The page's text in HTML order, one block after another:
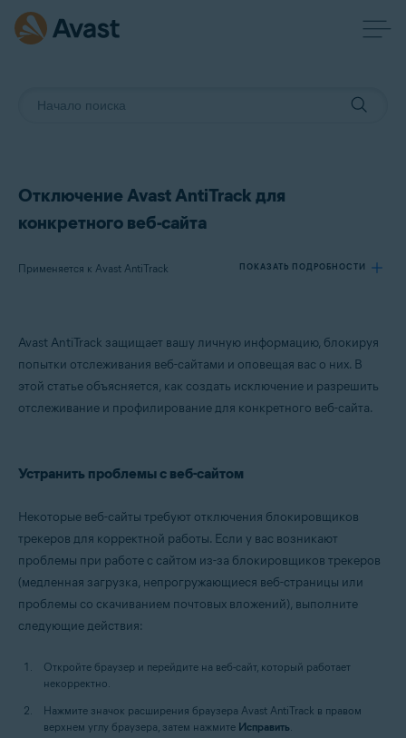
Отключение Avast AntiTrack для
конкретного веб-сайта
Применяется к Avast AntiTrack ПОКАЗАТЬ ПОДРОБНОСТИ
Продукты:
Avast AntiTrack
Avast AntiTrack защищает вашу личную информацию, блокируя
попытки отслеживания веб-сайтами и оповещая вас о них. В
этой статье объясняется, как создать исключение и разрешить
отслеживание и профилирование для конкретного веб-сайта.
Устранить проблемы с веб-сайтом
Некоторые веб-сайты требуют отключения блокировщиков
трекеров для корректной работы. Если у вас возникают
проблемы при работе с сайтом из-за блокировщиков трекеров
(медленная загрузка, непрогружающиеся веб-страницы или
проблемы со скачиванием почтовых вложений), выполните
следующие действия:
Откройте браузер и перейдите на веб-сайт, который работает
некорректно.
Нажмите значок расширения браузера Avast AntiTrack в правом
верхнем углу браузера, затем нажмите Исправить.